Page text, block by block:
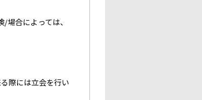
合によっては、
際には立会を行い